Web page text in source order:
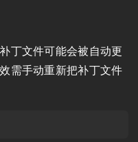
丁文件可能会被自动更
需手动重新把补丁文件